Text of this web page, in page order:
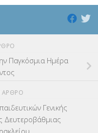
Παγκόσμια Ημέρα
ΆΡΘΡΟ
Γενικής
Δευτεροβάθμιας